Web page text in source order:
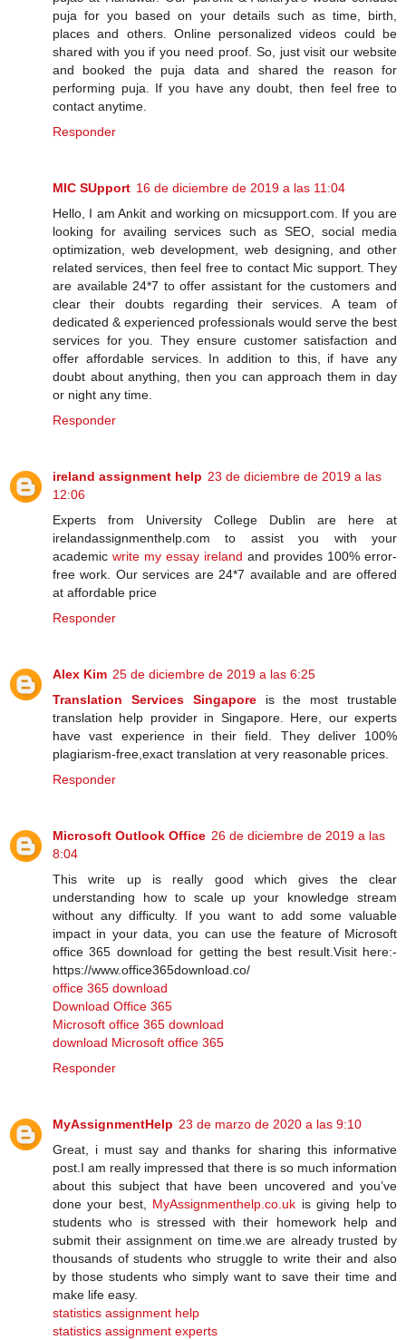
puja for you based on your details such as time, birth,
places and others. Online personalized videos could be
shared with you if you need proof. So, just visit our website
and booked the puja data and shared the reason for
performing puja. If you have any doubt, then feel free to
contact anytime.
Responder
MIC SUpport 16 de diciembre de 2019 a las 11:04
Hello, I am Ankit and working on micsupport.com. If you are
looking for availing services such as SEO, social media
optimization, web development, web designing, and other
related services, then feel free to contact Mic support. They
are available 24*7 to offer assistant for the customers and
clear their doubts regarding their services. A team of
dedicated & experienced professionals would serve the best
services for you. They ensure customer satisfaction and
offer affordable services. In addition to this, if have any
doubt about anything, then you can approach them in day
or night any time.
Responder
ireland assignment help 23 de diciembre de 2019 a las
12:06
Experts from University College Dublin are here at
irelandassignmenthelp.com to assist you with your
academic write my essay ireland and provides 100% error-
free work. Our services are 24*7 available and are offered
at affordable price
Responder
Alex Kim 25 de diciembre de 2019 a las 6:25
Translation Services Singaporeis the most trustable
translation help provider in Singapore. Here, our experts
have vast experience in their field. They deliver 100%
plagiarism-free,exact translation at very reasonable prices.
Responder
Microsoft Outlook Office 26 de diciembre de 2019 a las
8:04
This write up is really good which gives the clear
understanding how to scale up your knowledge stream
without any difficulty. If you want to add some valuable
impact in your data, you can use the feature of Microsoft
office 365 download for getting the best result.Visit here:-
https://www.office365download.co/
office 365 download
Download Office 365
Microsoft office 365 download
download Microsoft office 365
Responder
MyAssignmentHelp 23 de marzo de 2020 a las 9:10
Great, i must say and thanks for sharing this informative
post.I am really impressed that there is so much information
about this subject that have been uncovered and you’ve
done your best, MyAssignmenthelp.co.uk is giving help to
students who is stressed with their homework help and
submit their assignment on time.we are already trusted by
thousands of students who struggle to write their and also
by those students who simply want to save their time and
make life easy.
statistics assignment help
statistics assignment experts